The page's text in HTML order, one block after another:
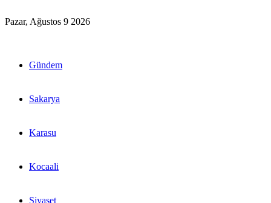
Pazar, Ağustos 9 2026
Gündem
Sakarya
Karasu
Kocaali
Siyaset